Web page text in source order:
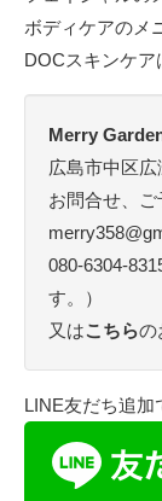
ボディケアのメ
DOCスキンケア
Merry
広島市中区広
お問合せ、ご
080-6304-
す。）
又はこちらの
LINE友だち追加